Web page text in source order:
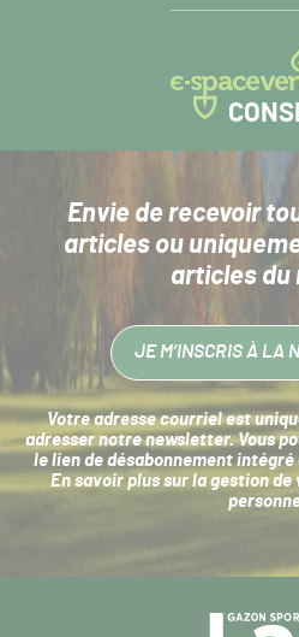
Envie de recevoir
articlesou
articles du
JE M’INSCRIS À LA
Votre adresse courriel est
adresser notre newsletter. Vous
le lien de désabonnement
En savoir plus sur la gestion de